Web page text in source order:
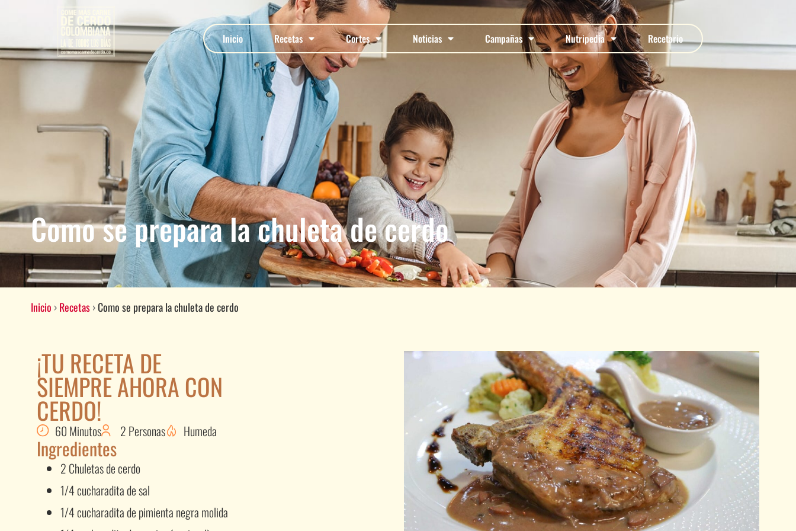
Inicio Recetas Cortes Noticias Campañas Nutripedia Recetario
Como se prepara la chuleta de cerdo
Inicio ›Recetas›Como se prepara la chuleta de cerdo
¡TU RECETA DE
SIEMPRE AHORA CON
CERDO!
60 Minutos 2 Personas Humeda
Ingredientes
2 Chuletas de cerdo
1/4 cucharadita de sal
1/4 cucharadita de pimienta negra molida